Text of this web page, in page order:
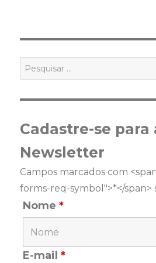
por:
Cadastre-se para
Newsletter
Campos marcados com
forms-req-symbol">*</span>
Nome*
E-mail*